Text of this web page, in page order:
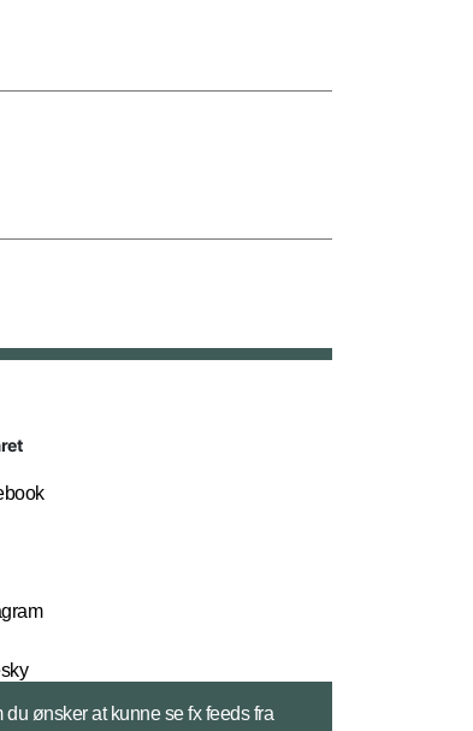
ønsker at kunne se fx feeds fra